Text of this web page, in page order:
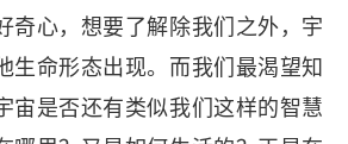
太空
奇心，想要了解除我们之外，宇
生命形态出现。而我们最渴望知
宙是否还有类似我们这样的智慧